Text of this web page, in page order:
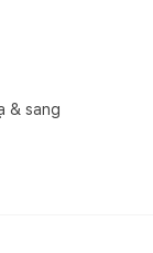
& sang